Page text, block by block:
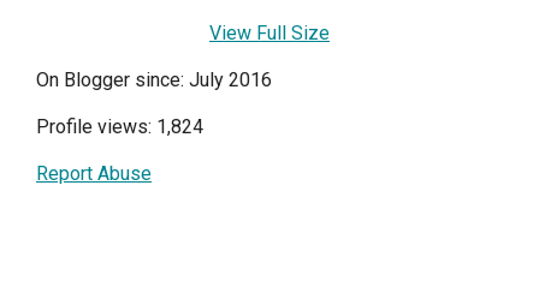
View Full Size
On Blogger since: July 2016
Profile views: 1,824
Report Abuse